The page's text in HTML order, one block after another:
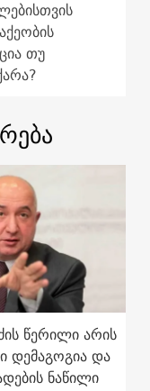
თუ
წერილი არის
დემაგოგია და
ნაწილი